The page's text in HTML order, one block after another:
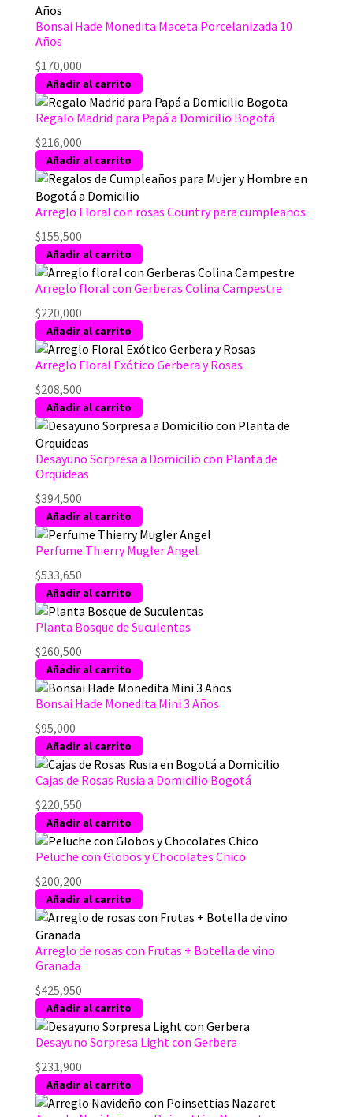
Bonsai Hade Monedita Maceta Porcelanizada 10
Años
$170,000
Añadir al carrito
Regalo Madrid para Papá a Domicilio Bogotá
$216,000
Añadir al carrito
Arreglo Floral con rosas Country para cumpleaños
$155,500
Añadir al carrito
Arreglo floral con Gerberas Colina Campestre
$220,000
Añadir al carrito
Arreglo Floral Exótico Gerbera y Rosas
$208,500
Añadir al carrito
Desayuno Sorpresa a Domicilio con Planta de
Orquideas
$394,500
Añadir al carrito
Perfume Thierry Mugler Angel
$533,650
Añadir al carrito
Planta Bosque de Suculentas
$260,500
Añadir al carrito
Bonsai Hade Monedita Mini 3 Años
$95,000
Añadir al carrito
Cajas de Rosas Rusia a Domicilio Bogotá
$220,550
Añadir al carrito
Peluche con Globos y Chocolates Chico
$200,200
Añadir al carrito
Arreglo de rosas con Frutas + Botella de vino
Granada
$425,950
Añadir al carrito
Desayuno Sorpresa Light con Gerbera
$231,900
Añadir al carrito